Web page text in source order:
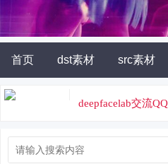
首页 dst素材 src素材
AI角色扮演
deepfacelab交流